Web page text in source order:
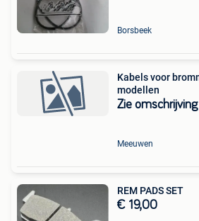
Borsbeek
Kabels voor
modellen
Zie omschrijving
Meeuwen
REM PADS SET
€ 19,00